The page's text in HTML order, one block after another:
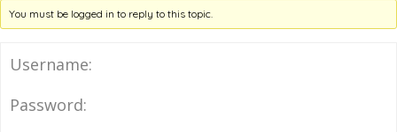
You must be logged in to reply to this topic.
Username:
Password: